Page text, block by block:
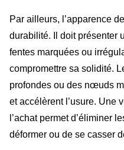
Par ailleurs, l’apparence
durabilité. Il doit présenter
fentes marquées ou
compromettre sa solidité.
profondes ou des nœuds
et accélèrent l’usure. Une
l’achat permet d’éliminer
déformer ou de se casser